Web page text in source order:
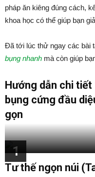
pháp ăn kiêng đúng cách,
khoa học có thể giúp bạn
Đã tới lúc thử ngay các bài
bụng nhanh mà còn giúp
Hướng dẫn chi
bụng cứng đầu
gọn
1
Tư thế ngọn núi